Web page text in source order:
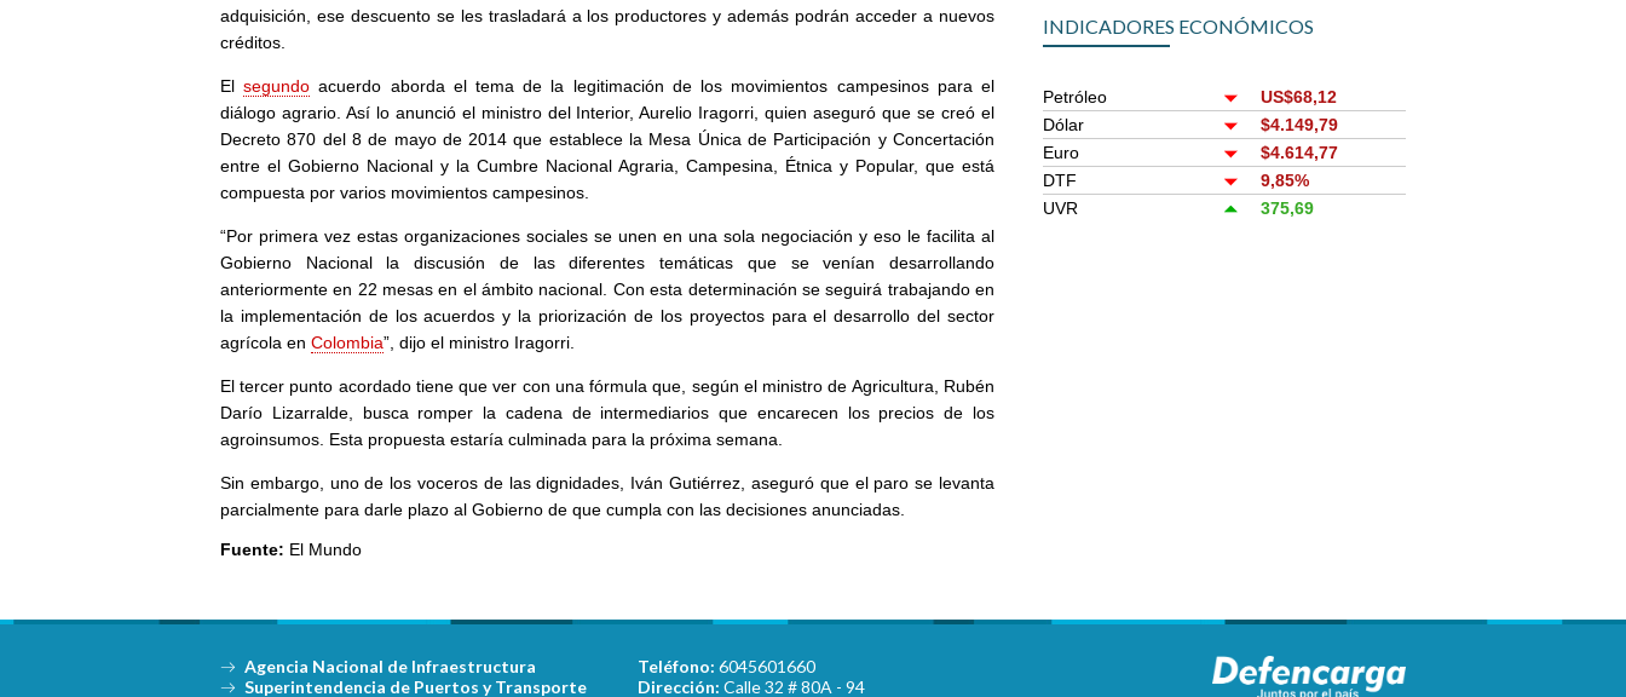
adquisición, ese descuento se les trasladará a los productores y además podrán acceder a nuevos
créditos.
Elsegundo acuerdo aborda el tema de la legitimación de los movimientos campesinos para el
diálogo agrario. Así lo anunció el ministro del Interior, Aurelio Iragorri, quien aseguró que se creó el
Decreto 870 del 8 de mayo de 2014 que establece la Mesa Única de Participación y Concertación
entre el Gobierno Nacional y la Cumbre Nacional Agraria, Campesina, Étnica y Popular, que está
compuesta por varios movimientos campesinos.
“Por primera vez estas organizaciones sociales se unen en una sola negociación y eso le facilita al
Gobierno Nacional la discusión de las diferentes temáticas que se venían desarrollando
anteriormente en 22 mesas en el ámbito nacional. Con esta determinación se seguirá trabajando en
la implementación de los acuerdos y la priorización de los proyectos para el desarrollo del sector
agrícola en Colombia”, dijo el ministro Iragorri.
El tercer punto acordado tiene que ver con una fórmula que, según el ministro de Agricultura, Rubén
Darío Lizarralde, busca romper la cadena de intermediarios que encarecen los precios de los
agroinsumos. Esta propuesta estaría culminada para la próxima semana.
Sin embargo, uno de los voceros de las dignidades, Iván Gutiérrez, aseguró que el paro se levanta
parcialmente para darle plazo al Gobierno de que cumpla con las decisiones anunciadas.
Fuente: El Mundo
INDICADORES ECONÓMICOS
Petróleo
US$68,12
Dólar
$4.149,79
Euro
$4.614,77
DTF
9,85%
UVR
375,69
Agencia Nacional de Infraestructura
Superintendencia de Puertos y Transporte
Teléfono: 6045601660
Dirección: Calle 32 # 80A - 94